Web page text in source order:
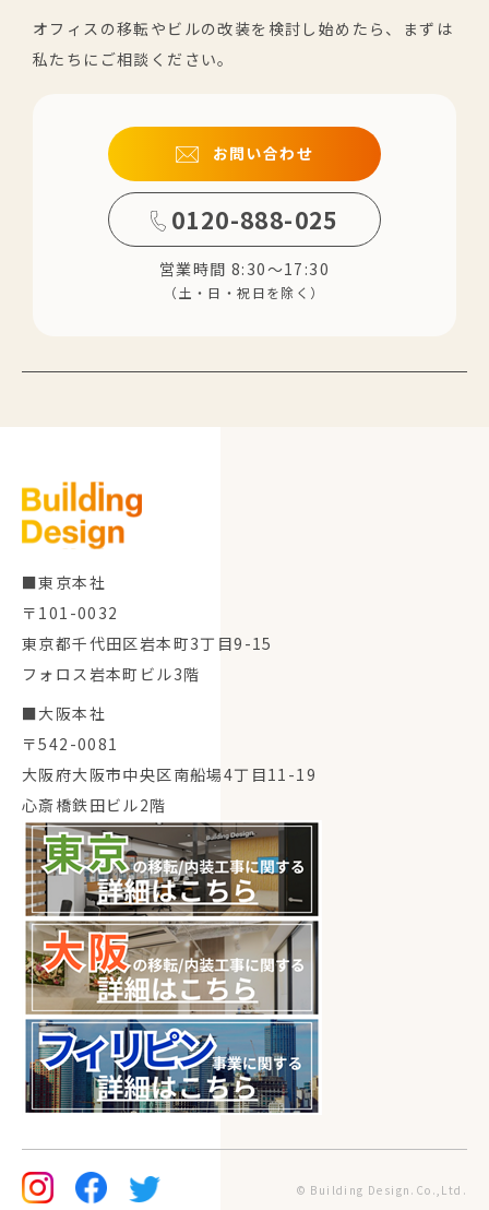
オフィスの移転やビルの改装を検討し始めたら、まずは
私たちにご相談ください。
お問い合わせ
0120-888-025
営業時間 8:30～17:30
（土・日・祝日を除く）
■東京本社
〒101-0032
東京都千代田区岩本町3丁目9-15
フォロス岩本町ビル3階
■大阪本社
〒542-0081
大阪府大阪市中央区南船場4丁目11-19
心斎橋鉄田ビル2階
© Building Design.Co.,Ltd.